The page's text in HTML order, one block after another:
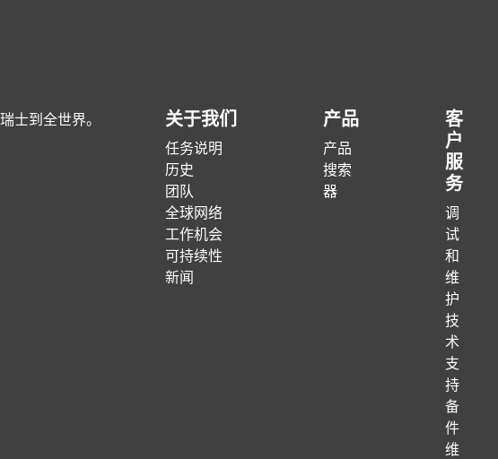
士到全世界。 关于我们
任务说明
历史
团队
全球网络
工作机会
可持续性
新闻
产品
产品
搜索
器
客
户
服
务
调
试
和
维
护
技
术
支
持
备
件
维